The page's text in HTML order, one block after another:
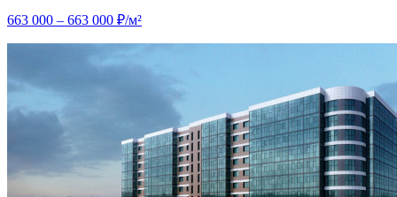
663 000 – 663 000 ₽/м²